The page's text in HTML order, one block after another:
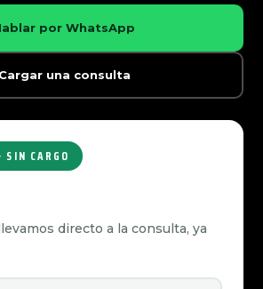
por WhatsApp
Cargar una consulta
SIN CARGO
directo a la consulta, ya